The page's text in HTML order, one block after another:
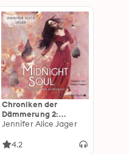
Chroniken der
Dämmerung 2:
Midnight Soul
Jennifer Alice Jager
4.2